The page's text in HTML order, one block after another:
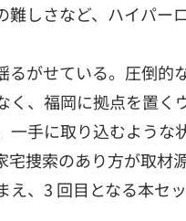
しさなど、ハイパー
がせている。圧倒的
、福岡に拠点を置く
手に取り込むような
宅捜索のあり方が取材
、3 回目となる本セ